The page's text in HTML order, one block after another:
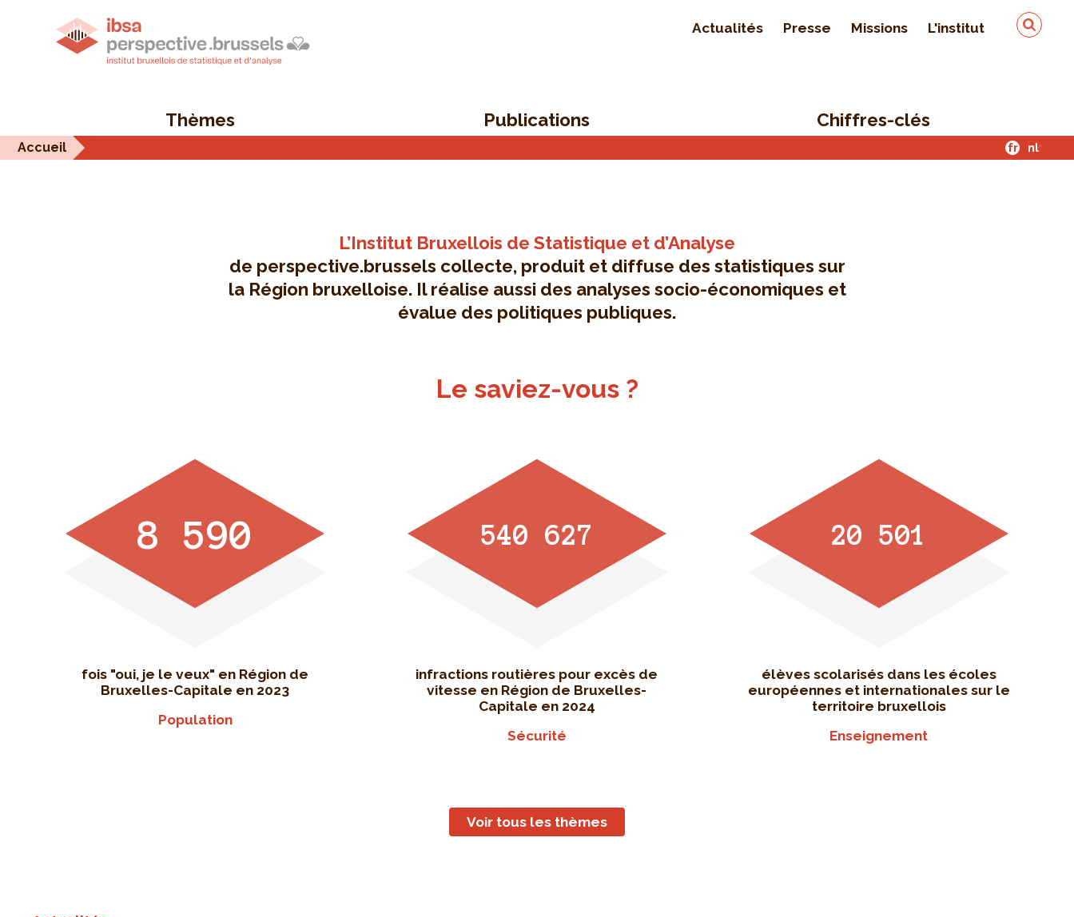
Actualités Presse Missions L'institut
Qualité & sécurité des
Thèmes Publications Chiffres-clés
Accueil fr nl
L’Institut Bruxellois de Statistique et d’Analyse
de perspective.brussels collecte, produit et diffuse des statistiques sur
la Région bruxelloise. Il réalise aussi des analyses socio-économiques et
évalue des politiques publiques.
Le saviez-vous ?
8 590
fois "oui, je le veux" en Région de
Bruxelles-Capitale en 2023
Population
540 627
infractions routières pour excès de
vitesse en Région de Bruxelles-
Capitale en 2024
Sécurité
20 501
élèves scolarisés dans les écoles
européennes et internationales sur le
territoire bruxellois
Enseignement
Voir tous les thèmes